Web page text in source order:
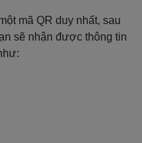
mã QR duy nhất, sau
sẽ nhận được thông tin